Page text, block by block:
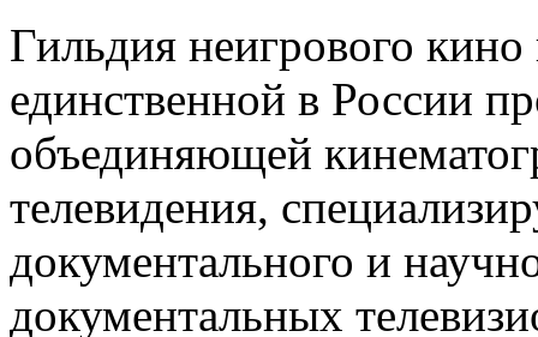
Гильдия неигрового кино
единственной в России
объединяющей
телевидения,
документального и
документальных